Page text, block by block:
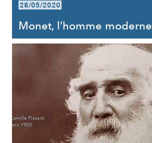
28/05/2020
Monet, l’homme moderne